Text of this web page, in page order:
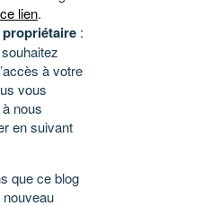
ce lien.
:
à votre
vous
nous
en suivant
que ce blog